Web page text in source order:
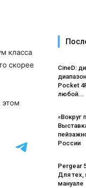
класса
скорее
этом
CineD:
Pocket
любой...
«Вокруг
России
Pergear
Для тех,
мануале